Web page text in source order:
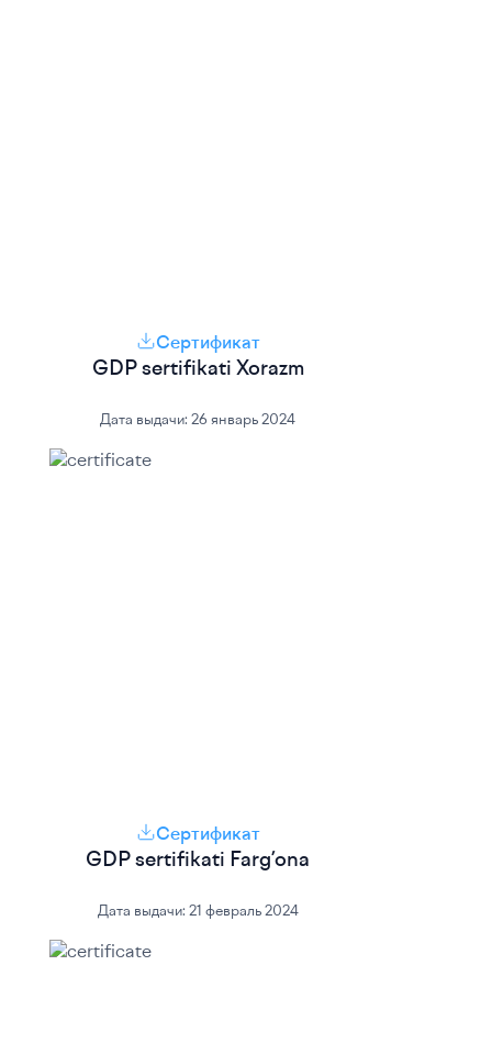
Сертификат
GDP sertifikati Xorazm
Дата выдачи: 26 январь 2024
Сертификат
GDP sertifikati Farg’ona
Дата выдачи: 21 февраль 2024